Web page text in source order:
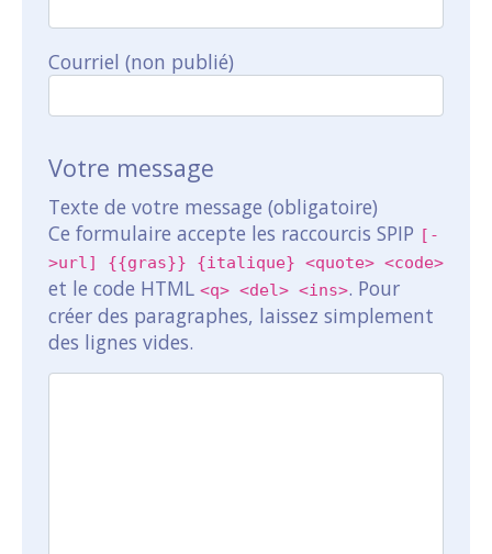
Courriel (non publié)
Votre message
Texte de votre message (obligatoire)
Ce formulaire accepte les raccourcis SPIP [-
>url] {{gras}} {italique} <quote> <code>
et le code HTML <q> <del> <ins>. Pour
créer des paragraphes, laissez simplement
des lignes vides.